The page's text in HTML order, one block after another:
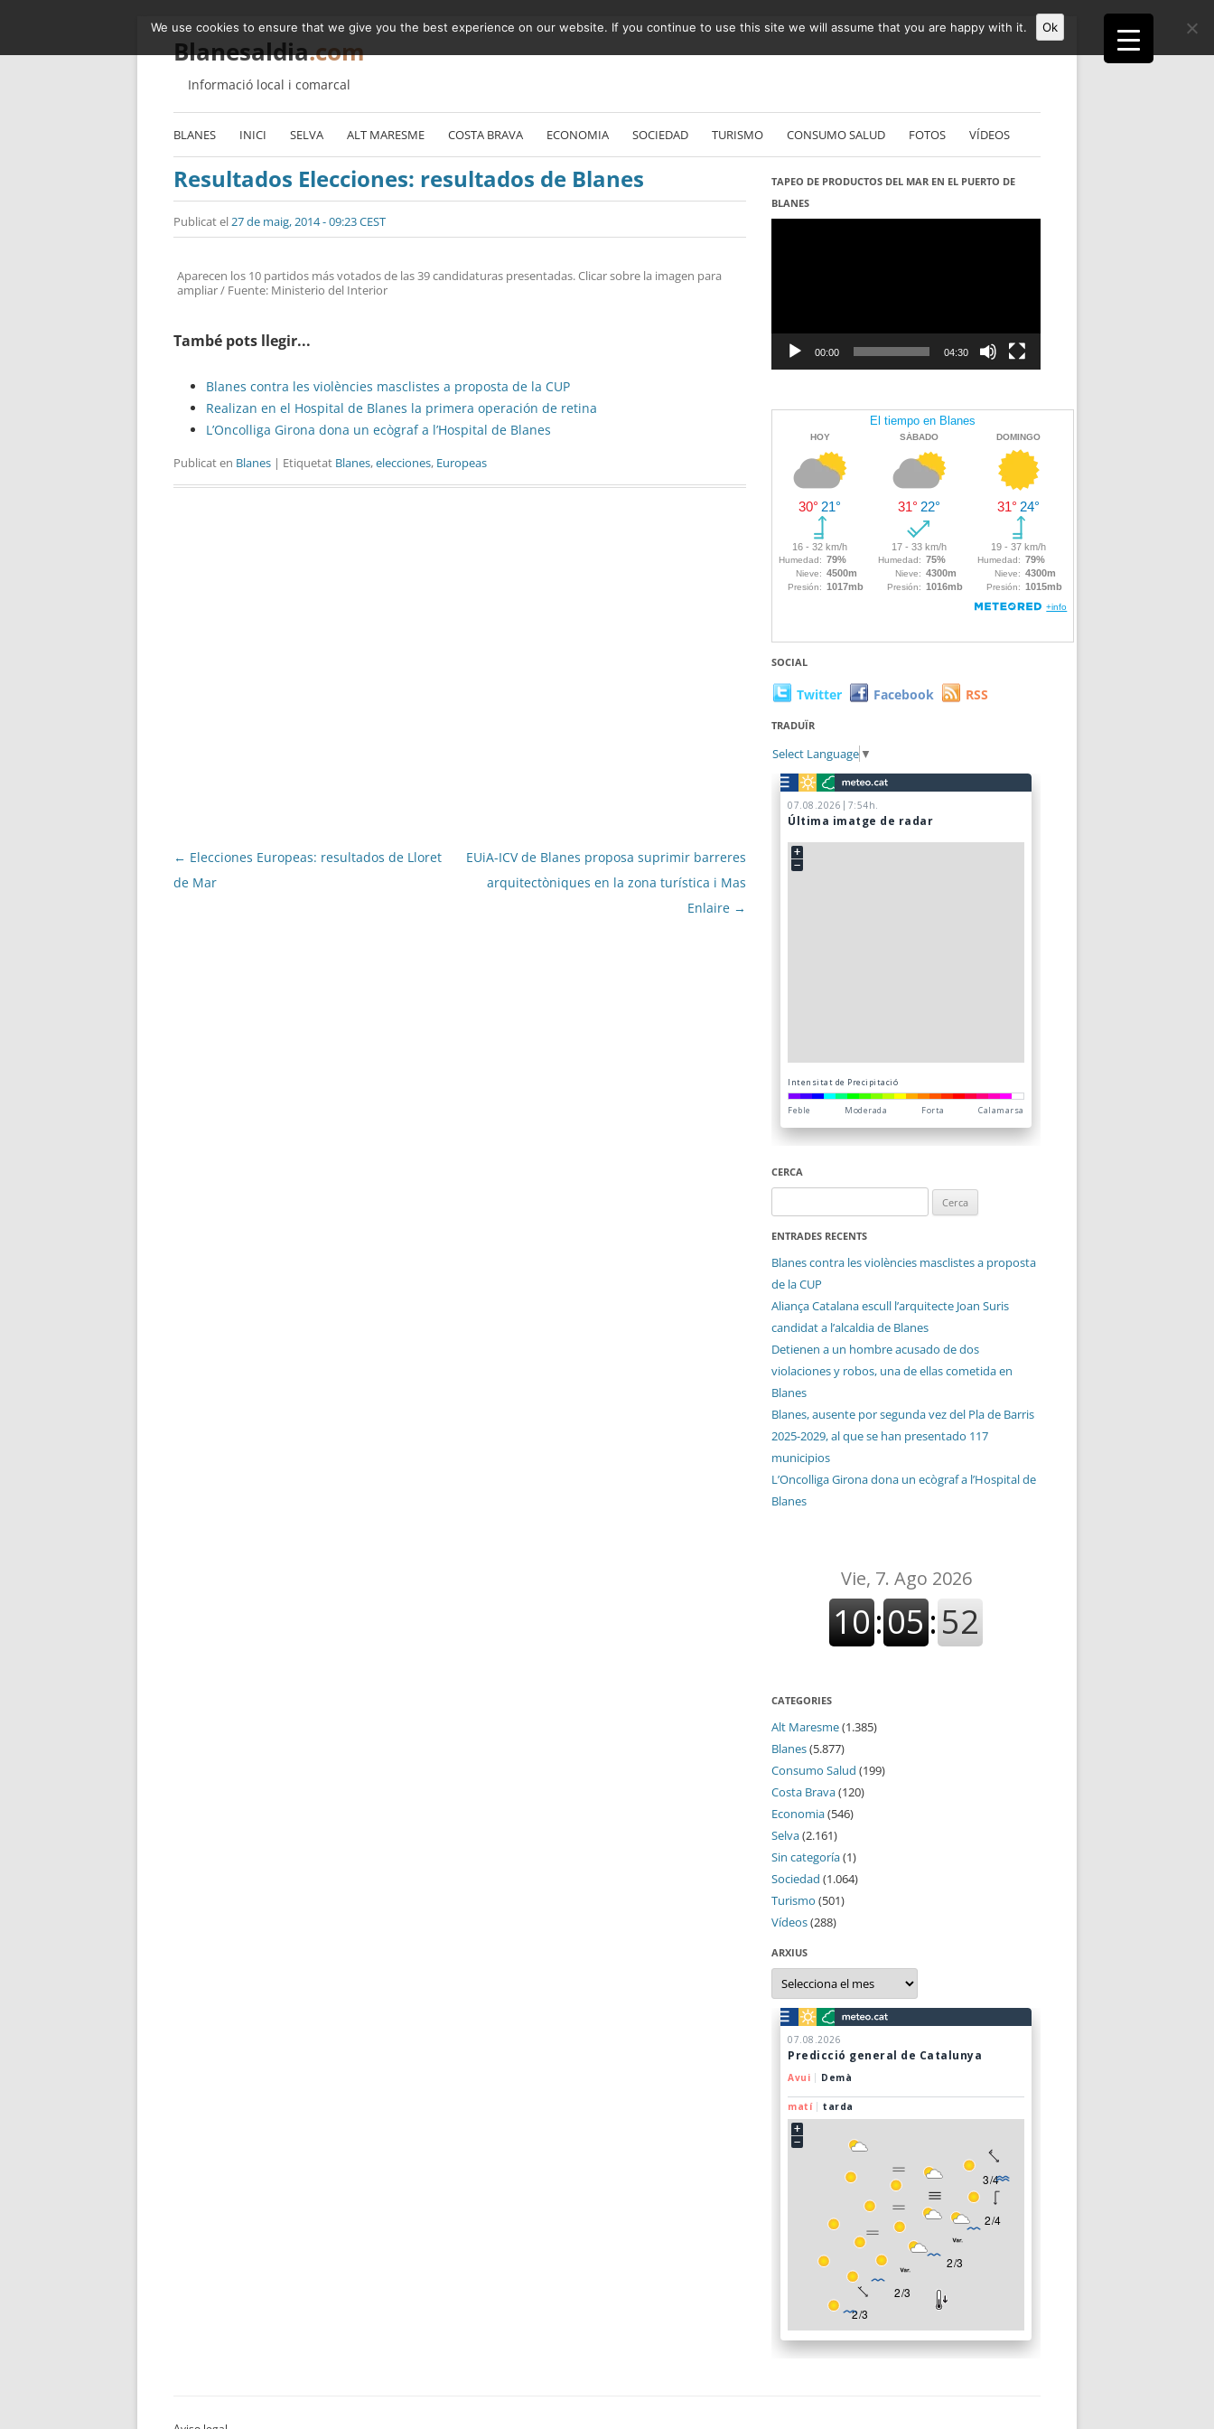
Blanesaldia.com
Informació local i comarcal
Vés
al
contingut
BLANES INICI SELVA ALT MARESME COSTA BRAVA ECONOMIA SOCIEDAD TURISMO CONSUMO SALUD FOTOS VÍDEOS
Resultados Elecciones: resultados de Blanes
Publicat el27 de maig, 2014 - 09:23 CEST
Aparecen los 10 partidos más votados de las 39 candidaturas presentadas. Clicar sobre la imagen para
ampliar / Fuente: Ministerio del Interior
També pots llegir...
Blanes contra les violències masclistes a proposta de la CUP
Realizan en el Hospital de Blanes la primera operación de retina
L’Oncolliga Girona dona un ecògraf a l’Hospital de Blanes
Publicat en Blanes | Etiquetat Blanes,elecciones, Europeas
Navegació
per
← Elecciones Europeas: resultados de Lloret
de Mar
EUiA-ICV de Blanes proposa suprimir barreres
arquitectòniques en la zona turística i Mas
Enlaire →
TAPEO DE PRODUCTOS DEL MAR EN EL PUERTO DE
BLANES
Reproductor
00:00 04:30
SOCIAL
Twitter Facebook RSS
TRADUÏR
Select Language ▼
CERCA
ENTRADES RECENTS
Blanes contra les violències masclistes a proposta
de la CUP
Aliança Catalana escull l’arquitecte Joan Suris
candidat a l’alcaldia de Blanes
Detienen a un hombre acusado de dos
violaciones y robos, una de ellas cometida en
Blanes
Blanes, ausente por segunda vez del Pla de Barris
2025-2029, al que se han presentado 117
municipios
L’Oncolliga Girona dona un ecògraf a l’Hospital de
Blanes
CATEGORIES
Alt Maresme(1.385)
Blanes(5.877)
Consumo Salud (199)
Costa Brava(120)
Economia(546)
Selva(2.161)
Sin categoría(1)
Sociedad (1.064)
Turismo (501)
Vídeos(288)
ARXIUS
Arxius
We use cookies to ensure that we give you the best experience on our website. If you continue to use this site we will assume that you are happy with it. Ok